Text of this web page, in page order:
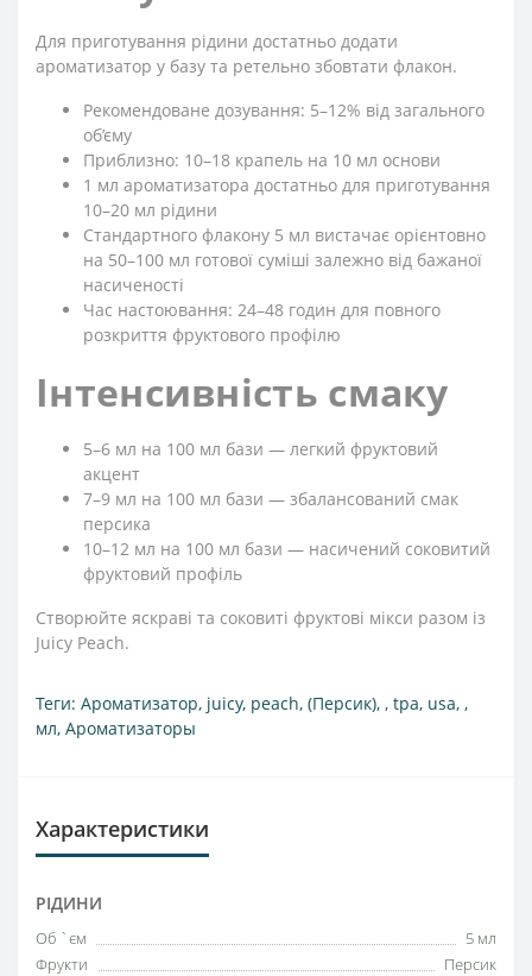
Для приготування рідини достатньо додати
ароматизатор у базу та ретельно збовтати флакон.
Рекомендоване дозування: 5–12% від загального
об’єму
Приблизно: 10–18 крапель на 10 мл основи
1 мл ароматизатора достатньо для приготування
10–20 мл рідини
Стандартного флакону 5 мл вистачає орієнтовно
на 50–100 мл готової суміші залежно від бажаної
насиченості
Час настоювання: 24–48 годин для повного
розкриття фруктового профілю
Інтенсивність смаку
5–6 мл на 100 мл бази — легкий фруктовий
акцент
7–9 мл на 100 мл бази — збалансований смак
персика
10–12 мл на 100 мл бази — насичений соковитий
фруктовий профіль
Створюйте яскраві та соковиті фруктові мікси разом із
Juicy Peach.
Теги: Ароматизатор, juicy, peach, (Персик), , tpa, usa, ,
мл, Ароматизаторы
Характеристики
РІДИНИ
Об `єм
5 мл
Фрукти
Персик